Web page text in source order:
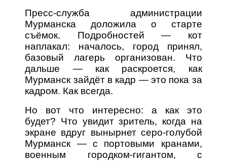
Пресс-служба администрации
Мурманска доложила о старте
съёмок. Подробностей — кот
наплакал: началось, город принял,
базовый лагерь организован. Что
дальше — как раскроется, как
Мурманск зайдёт в кадр — это пока за
кадром. Как всегда.
Но вот что интересно: а как это
будет? Что увидит зритель, когда на
экране вдруг вынырнет серо-голубой
Мурманск — с портовыми кранами,
военным городком-гигантом, с